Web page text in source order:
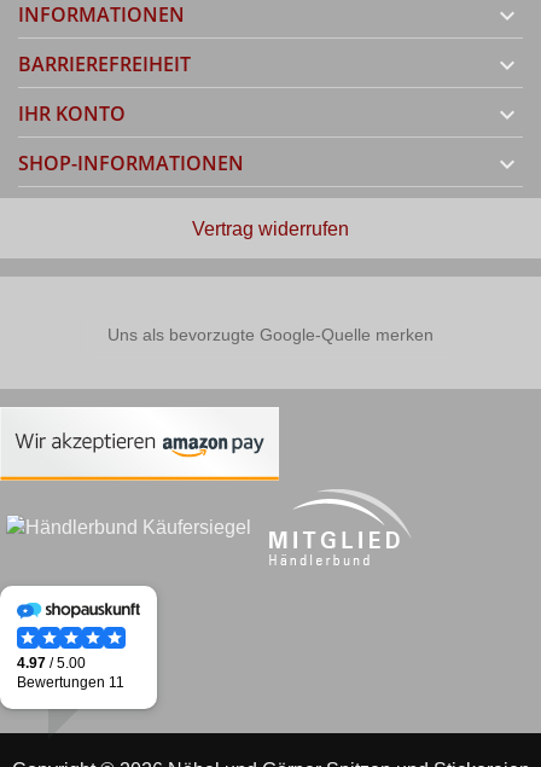
INFORMATIONEN 
BARRIEREFREIHEIT 
IHR KONTO 
SHOP-INFORMATIONEN 
Vertrag widerrufen
Uns als bevorzugte Google-Quelle merken